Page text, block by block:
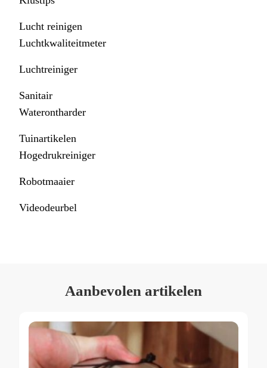
Lucht reinigen
Luchtkwaliteitmeter
Luchtreiniger
Sanitair
Waterontharder
Tuinartikelen
Hogedrukreiniger
Robotmaaier
Videodeurbel
Aanbevolen artikelen